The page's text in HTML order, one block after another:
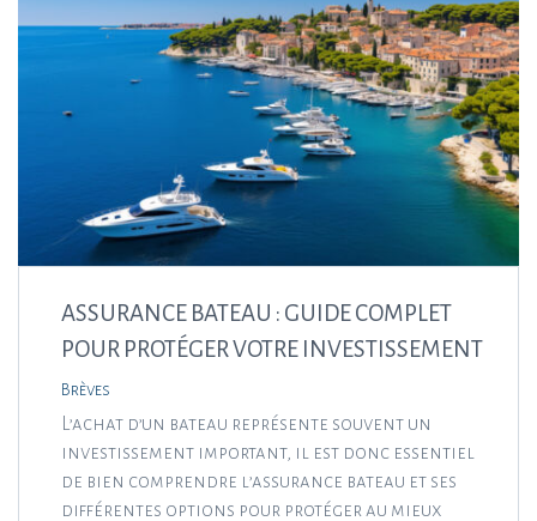
ASSURANCE BATEAU : GUIDE COMPLET
POUR PROTÉGER VOTRE INVESTISSEMENT
Brèves
L’achat d’un bateau représente souvent un
investissement important, il est donc essentiel
de bien comprendre l’assurance bateau et ses
différentes options pour protéger au mieux